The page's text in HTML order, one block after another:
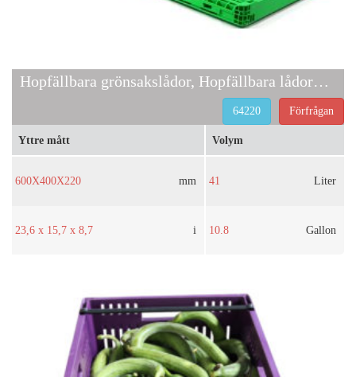
Hopfällbara grönsakslådor, Hopfällbara lådor för matvaror
Förfrågan
64220
Yttre mått
600X400X220 mm
23,6 x 15,7 x 8,7 i
Volym
41 Liter
10.8 Gallon